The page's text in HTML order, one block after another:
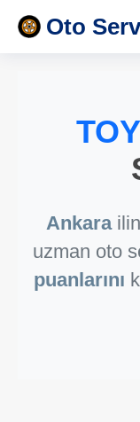
Oto
Ankara
uzman oto
puanlarını